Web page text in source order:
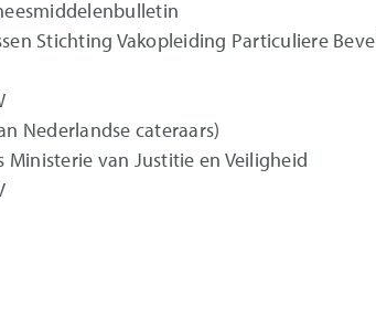
Stichting Vakopleiding Particuliere
Nederlandse cateraars)
Ministerie van Justitie en Veiligheid